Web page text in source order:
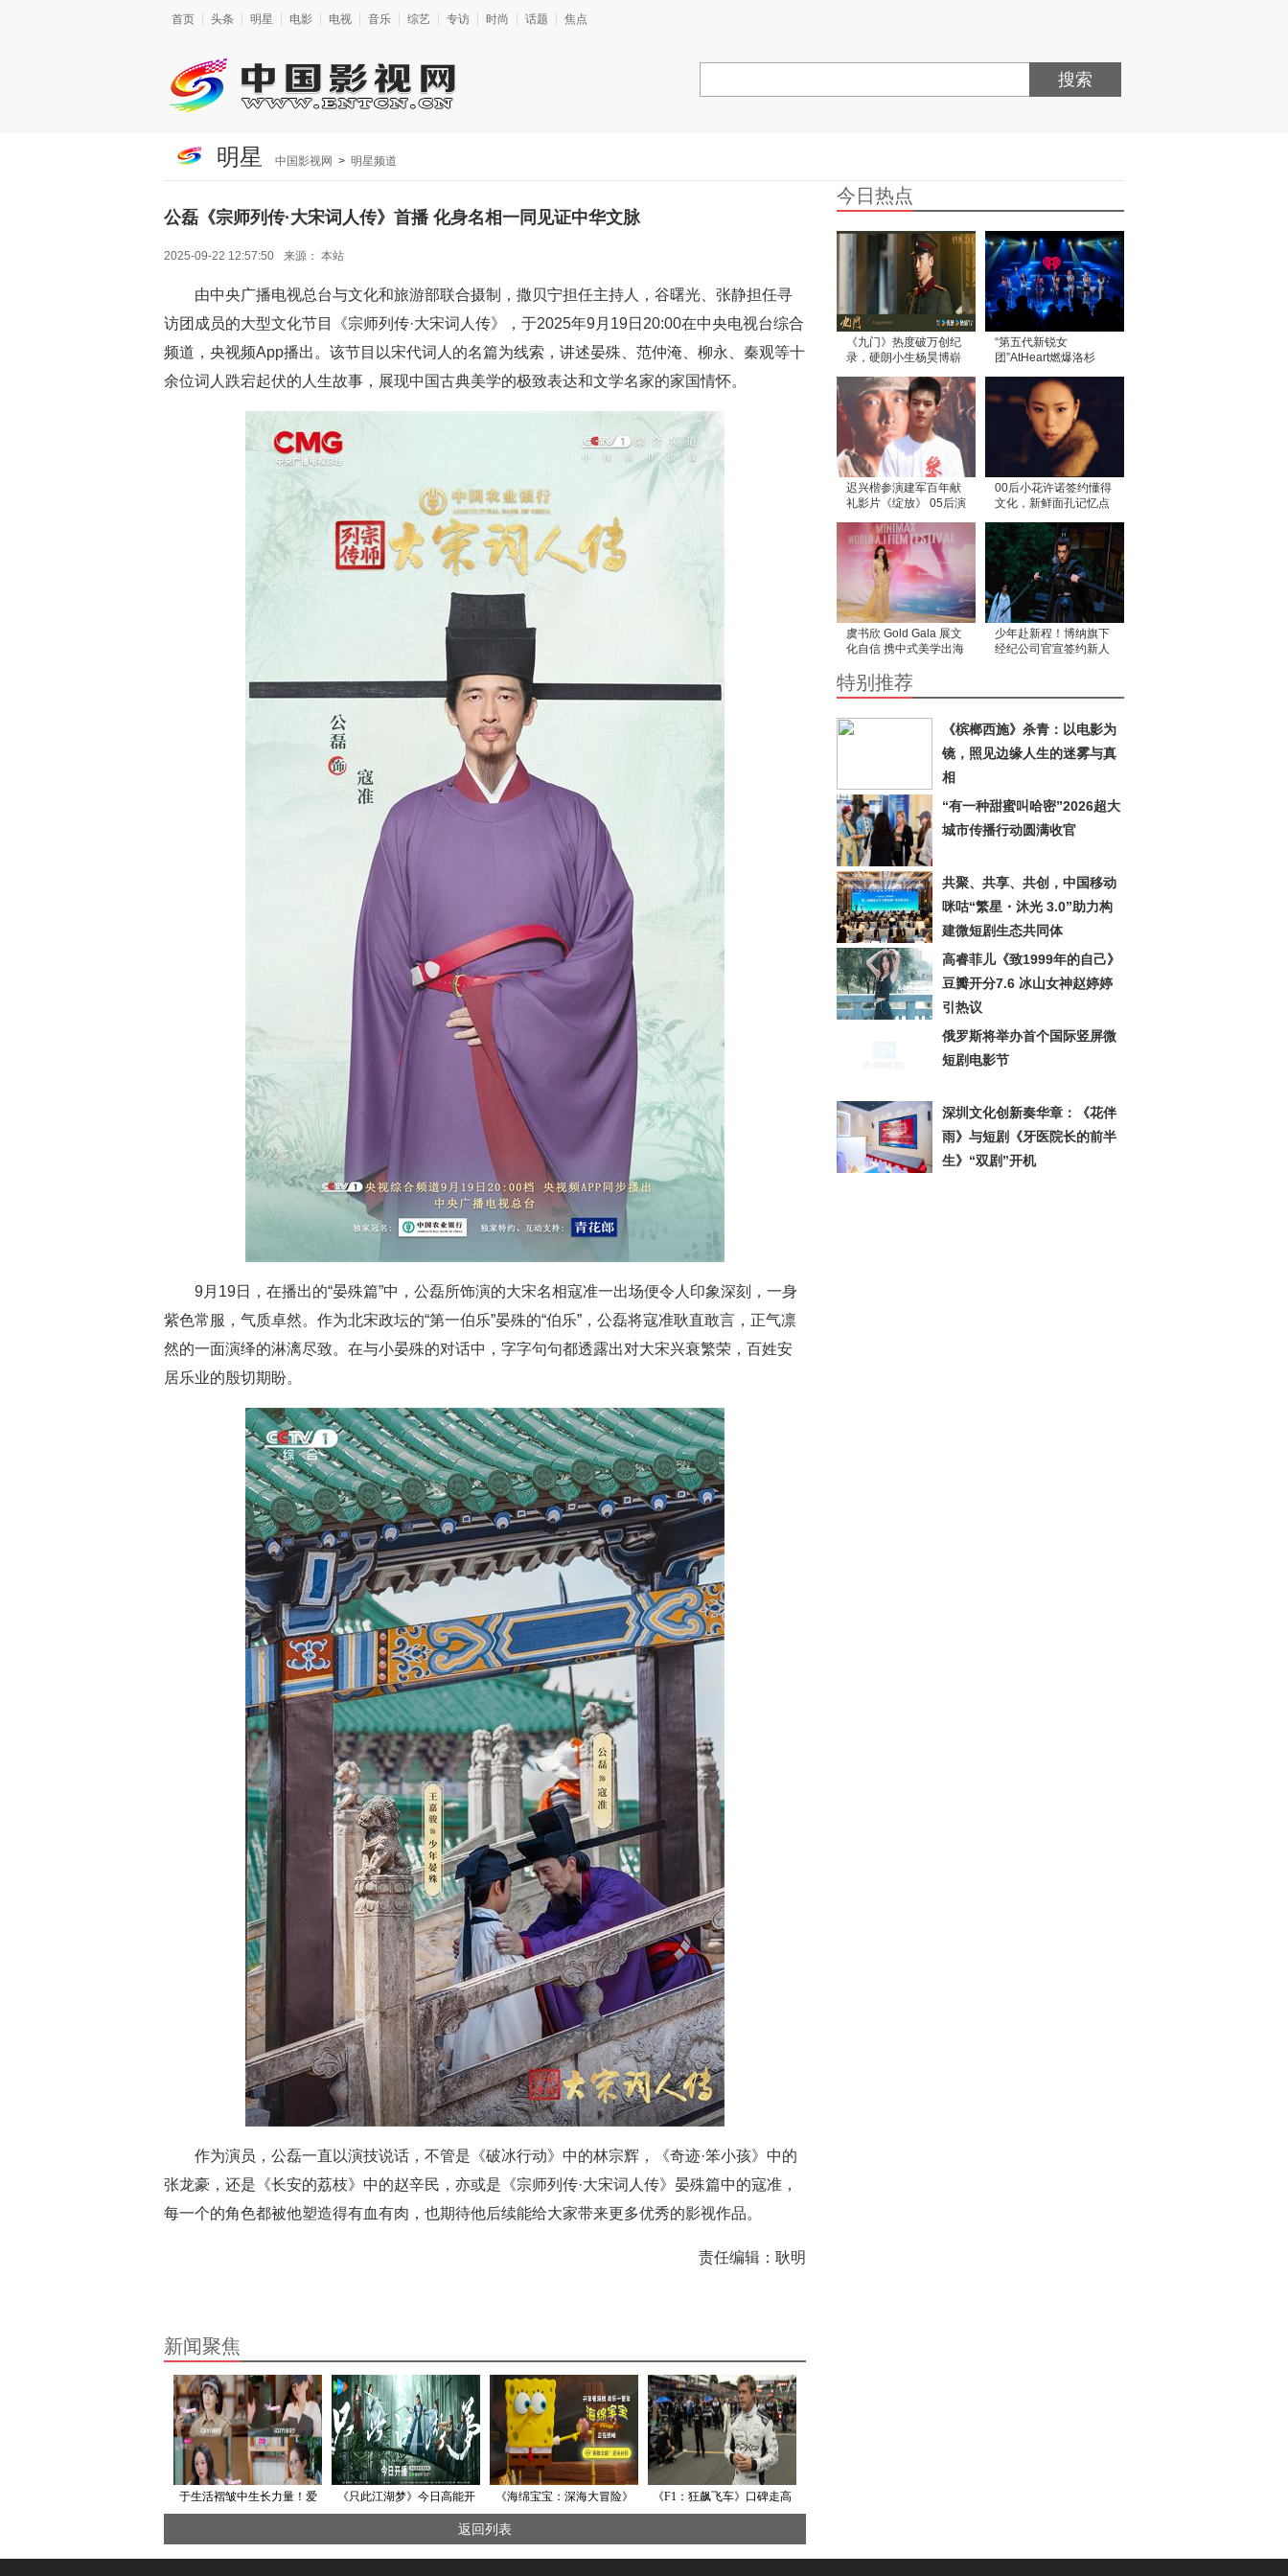
首页 头条 明星 电影 电视 音乐 综艺 专访 时尚 话题 焦点
搜索
明星 中国影视网 > 明星频道
公磊《宗师列传·大宋词人传》首播 化身名相一同见证中华文脉
2025-09-22 12:57:50 来源： 本站
由中央广播电视总台与文化和旅游部联合摄制，撒贝宁担任主持人，谷曙光、张静担任寻
访团成员的大型文化节目《宗师列传·大宋词人传》，于2025年9月19日20:00在中央电视台综合
频道，央视频App播出。该节目以宋代词人的名篇为线索，讲述晏殊、范仲淹、柳永、秦观等十
余位词人跌宕起伏的人生故事，展现中国古典美学的极致表达和文学名家的家国情怀。
9月19日，在播出的“晏殊篇”中，公磊所饰演的大宋名相寇准一出场便令人印象深刻，一身
紫色常服，气质卓然。作为北宋政坛的“第一伯乐”晏殊的“伯乐”，公磊将寇准耿直敢言，正气凛
然的一面演绎的淋漓尽致。在与小晏殊的对话中，字字句句都透露出对大宋兴衰繁荣，百姓安
居乐业的殷切期盼。
作为演员，公磊一直以演技说话，不管是《破冰行动》中的林宗辉，《奇迹·笨小孩》中的
张龙豪，还是《长安的荔枝》中的赵辛民，亦或是《宗师列传·大宋词人传》晏殊篇中的寇准，
每一个的角色都被他塑造得有血有肉，也期待他后续能给大家带来更多优秀的影视作品。
责任编辑：耿明
今日热点
《九门》热度破万创纪
录，硬朗小生杨昊博崭
“第五代新锐女
团”AtHeart燃爆洛杉
演出圆满落幕！美国各
地粉丝齐聚现场
迟兴楷参演建军百年献
礼影片《绽放》 05后演
00后小花许诺签约懂得
文化，新鲜面孔记忆点
虞书欣 Gold Gala 展文
化自信 携中式美学出海
少年赴新程！博纳旗下
经纪公司官宣签约新人
特别推荐
《槟榔西施》杀青：以电影为
镜，照见边缘人生的迷雾与真
相
“有一种甜蜜叫哈密”2026超大
城市传播行动圆满收官
共聚、共享、共创，中国移动
咪咕“繁星・沐光 3.0”助力构
建微短剧生态共同体
高睿菲儿《致1999年的自己》
豆瓣开分7.6 冰山女神赵婷婷
引热议
俄罗斯将举办首个国际竖屏微
短剧电影节
深圳文化创新奏华章：《花伴
雨》与短剧《牙医院长的前半
生》“双剧”开机
新闻聚焦
于生活褶皱中生长力量！爱
事解码中女当家课题
《只此江湖梦》今日高能开
播 高伟光宣璐共谱恋与江湖
新武侠
《海绵宝宝：深海大冒险》
发布“英雄之旅”片段 经典IP
欢乐热映
《F1：狂飙飞车》口碑走高
演奏“激情乐章”
返回列表